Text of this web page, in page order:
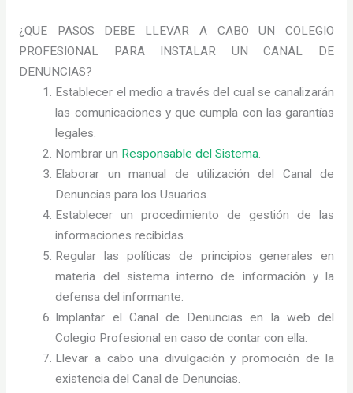
¿QUE PASOS DEBE LLEVAR A CABO UN COLEGIO
PROFESIONAL PARA INSTALAR UN CANAL DE
DENUNCIAS?
Establecer el medio a través del cual se canalizarán
las comunicaciones y que cumpla con las garantías
legales.
Nombrar un Responsable del Sistema.
Elaborar un manual de utilización del Canal de
Denuncias para los Usuarios.
Establecer un procedimiento de gestión de las
informaciones recibidas.
Regular las políticas de principios generales en
materia del sistema interno de información y la
defensa del informante.
Implantar el Canal de Denuncias en la web del
Colegio Profesional en caso de contar con ella.
Llevar a cabo una divulgación y promoción de la
existencia del Canal de Denuncias.